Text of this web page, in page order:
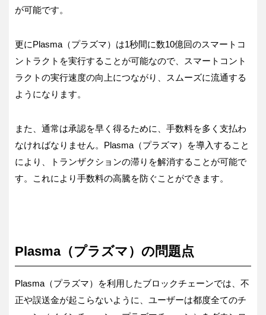
が可能です。
更にPlasma（プラズマ）は1秒間に数10億回のスマートコ
ントラクトを実行することが可能なので、スマートコント
ラクトの実行速度の向上につながり、スムーズに流通する
ようになります。
また、通常は承認を早く得るために、手数料を多く支払わ
なければなりません。Plasma（プラズマ）を導入すること
により、トランザクションの滞りを解消することが可能で
す。これにより手数料の高騰を防ぐことができます。
Plasma（プラズマ）の問題点
Plasma（プラズマ）を利用したブロックチェーンでは、不
正や誤送金が起こらないように、ユーザーは都度全てのチ